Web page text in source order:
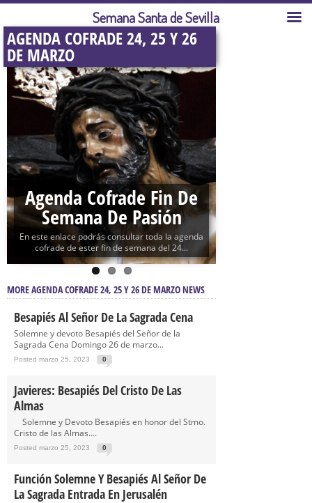
AGENDA COFRADE 24, 25 Y 26
DE MARZO
Agenda Cofrade Fin De
Semana De Pasión
En este enlace podrás consultar toda la agenda
cofrade de ester fin de semana del 24...
MORE AGENDA COFRADE 24, 25 Y 26 DE MARZO NEWS
Besapiés Al Señor De La Sagrada Cena
Solemne y devoto Besapiés del Señor de la
Sagrada Cena Domingo 26 de marzo...
Posted marzo 25, 2023 0
Javieres: Besapiés Del Cristo De Las
Almas
Solemne y Devoto Besapiés en honor del Stmo.
Cristo de las Almas....
Posted marzo 25, 2023 0
Función Solemne Y Besapiés Al Señor De
La Sagrada Entrada En Jerusalén
Semana Santa de Sevilla